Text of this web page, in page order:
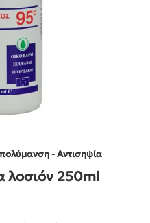
- Aντισηψία
λοσιόν 250ml